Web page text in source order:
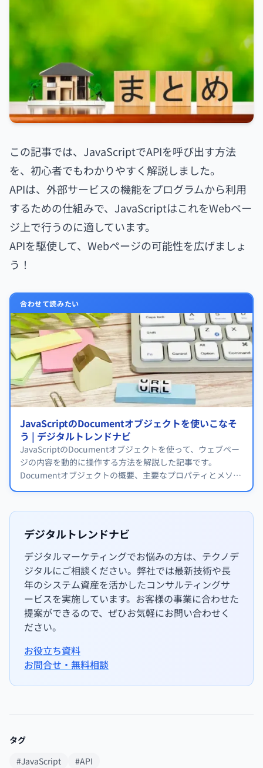
この記事では、JavaScriptでAPIを呼び出す方法
を、初心者でもわかりやすく解説しました。
APIは、外部サービスの機能をプログラムから利用
するための仕組みで、JavaScriptはこれをWebペー
ジ上で行うのに適しています。
APIを駆使して、Webページの可能性を広げましょ
う！
合わせて読みたい
JavaScriptのDocumentオブジェクトを使いこなそ
う | デジタルトレンドナビ
JavaScriptのDocumentオブジェクトを使って、ウェブペー
ジの内容を動的に操作する方法を解説した記事です。
Documentオブジェクトの概要、主要なプロパティとメソッ
ド、実際のコード例、よくある問題と対処法などが詳しく紹
デジタルトレンドナビ
デジタルマーケティングでお悩みの方は、テクノデ
ジタルにご相談ください。弊社では最新技術や長
年のシステム資産を活かしたコンサルティングサ
ービスを実施しています。お客様の事業に合わせた
提案ができるので、ぜひお気軽にお問い合わせく
ださい。
お役立ち資料
お問合せ・無料相談
タグ
#JavaScript
#API